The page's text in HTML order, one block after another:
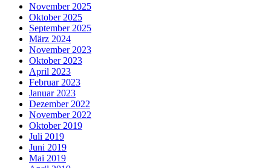
November 2025
Oktober 2025
September 2025
März 2024
November 2023
Oktober 2023
April 2023
Februar 2023
Januar 2023
Dezember 2022
November 2022
Oktober 2019
Juli 2019
Juni 2019
Mai 2019